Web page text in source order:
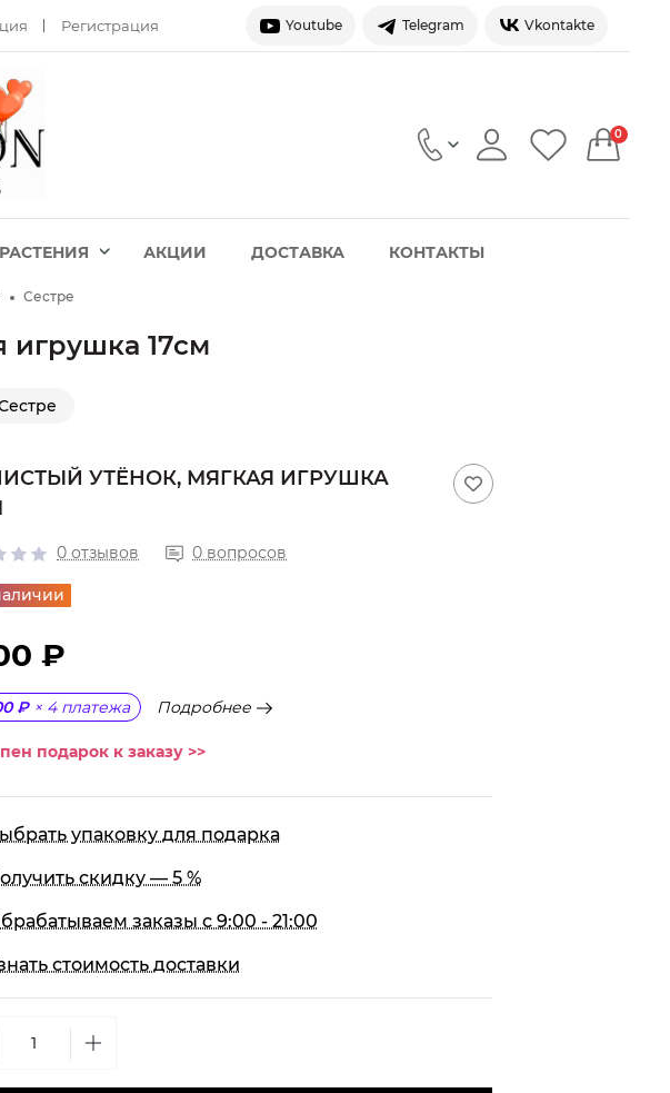
Регистрация Youtube Telegram Vkontakte
0
РАСТЕНИЯ АКЦИИ ДОСТАВКА КОНТАКТЫ
Сестре
игрушка 17см
УТЁНОК, МЯГКАЯ ИГРУШКА
0 отзывов 0 вопросов
₽
₽ × 4 платежа Подробнее
подарок к заказу >>
упаковку для подарка
скидку — 5 %
заказы с 9:00 - 21:00
стоимость доставки